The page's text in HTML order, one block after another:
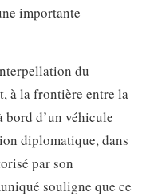
importante
du
à la frontière entre la
d’un véhicule
diplomatique, dans
par son
souligne que ce